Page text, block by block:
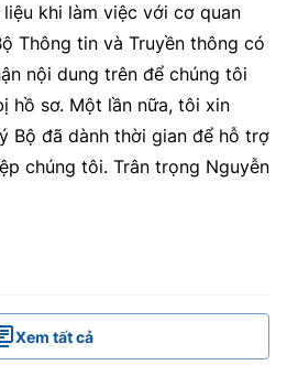
khi làm việc với cơ quan
Thông tin và Truyền thông có
nội dung trên để chúng tôi
hồ sơ. Một lần nữa, tôi xin
Bộ đã dành thời gian để hỗ trợ
chúng tôi. Trân trọng Nguyễn
Xem tất cả